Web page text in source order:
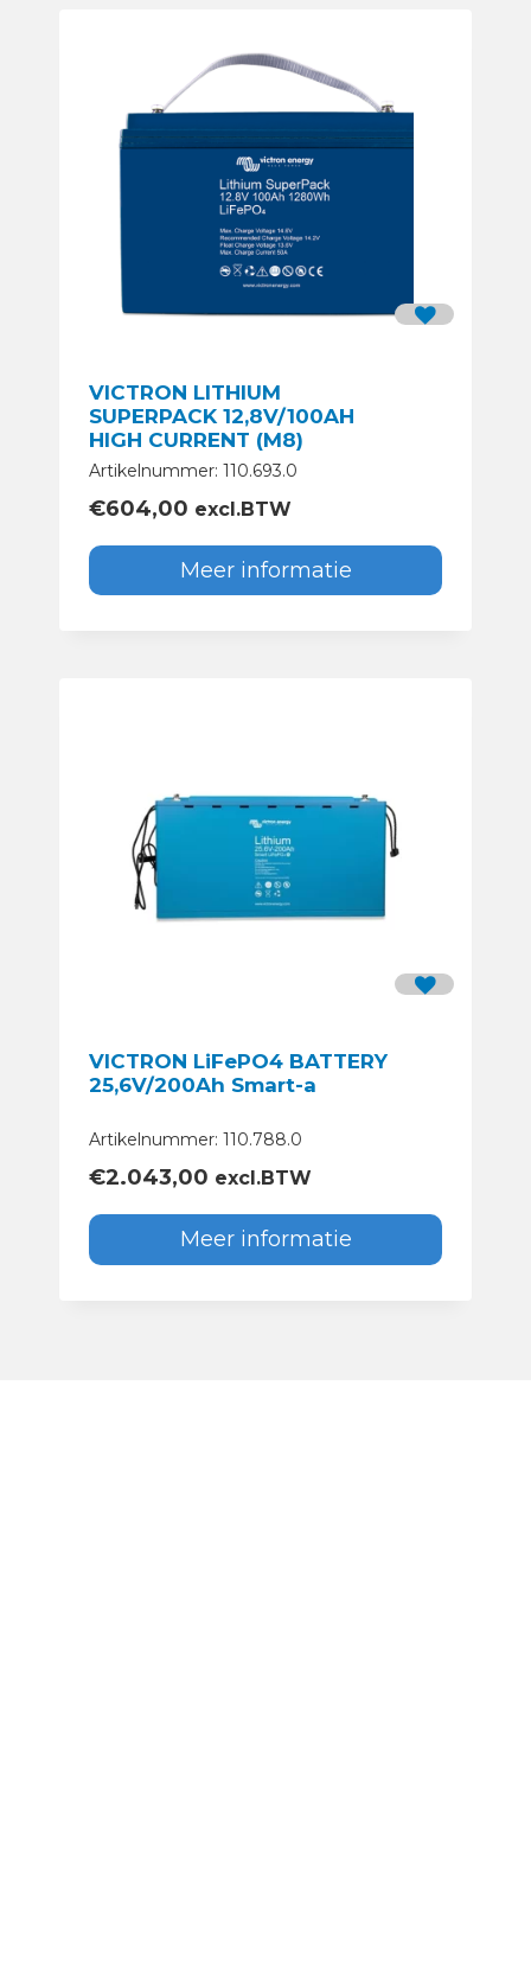
VICTRON LITHIUM
SUPERPACK 12,8V/100AH
HIGH CURRENT (M8)
Artikelnummer: 110.693.0
€604,00 excl.BTW
Meer informatie
VICTRON LiFePO4 BATTERY
25,6V/200Ah Smart-a
Artikelnummer: 110.788.0
€2.043,00 excl.BTW
Meer informatie